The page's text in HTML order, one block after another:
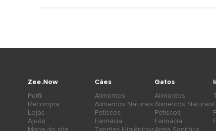
Cães
Alimentos
Alimentos Naturais
Petiscos
Farmácia
Tapetes Higiênicos
Gatos
Alimentos
Alimentos Naturais
Petiscos
Farmácia
Areia Sanitária
Zee.Now
Perfil
Recompra
Lojas
Ajuda
Mapa do site